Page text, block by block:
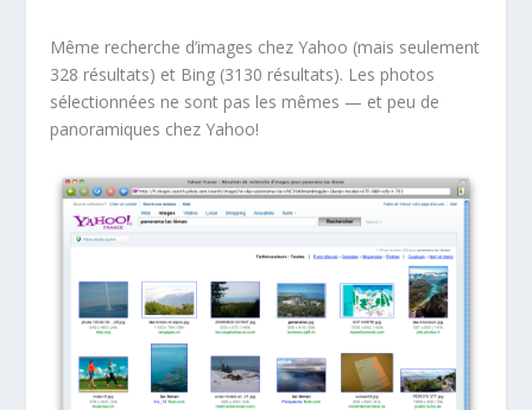
Même recherche d’images chez Yahoo (mais seulement
328 résultats) et Bing (3130 résultats). Les photos
sélectionnées ne sont pas les mêmes — et peu de
panoramiques chez Yahoo!